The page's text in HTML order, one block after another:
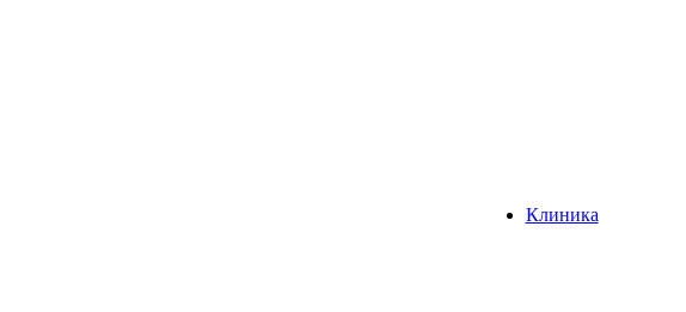
Клиника